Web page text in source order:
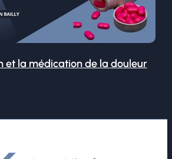
et la médication de la douleur